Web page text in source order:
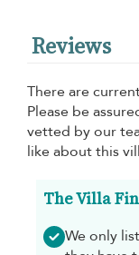
Reviews
There are
Please be
vetted by our
like about this
The Villa
We only